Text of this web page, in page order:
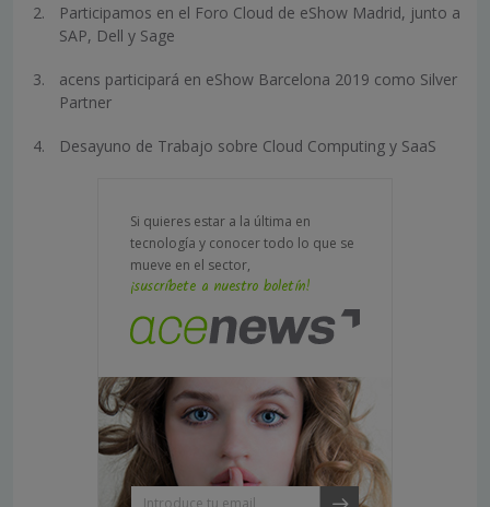
Participamos en el Foro Cloud de eShow Madrid, junto a
SAP, Dell y Sage
acens participará en eShow Barcelona 2019 como Silver
Partner
Desayuno de Trabajo sobre Cloud Computing y SaaS
Si quieres estar a la última en
tecnología y conocer todo lo que se
mueve en el sector,
¡suscríbete a nuestro boletín!